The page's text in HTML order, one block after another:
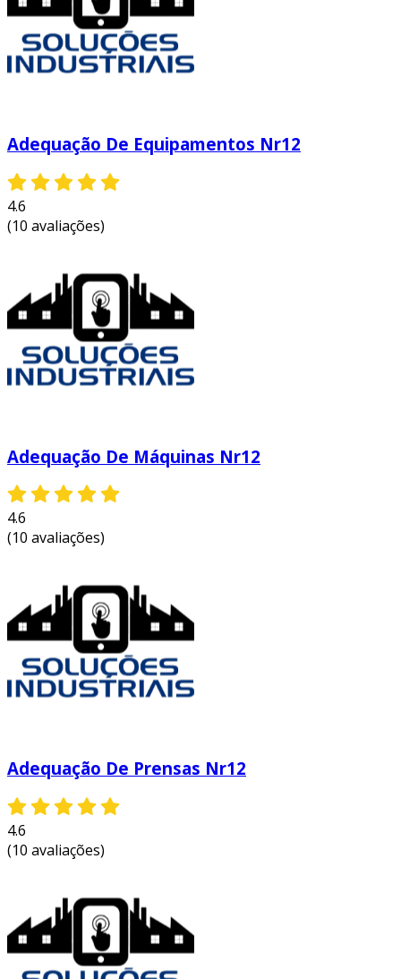
Adequação De Equipamentos Nr12
4.6
(10 avaliações)
Adequação De Máquinas Nr12
4.6
(10 avaliações)
Adequação De Prensas Nr12
4.6
(10 avaliações)